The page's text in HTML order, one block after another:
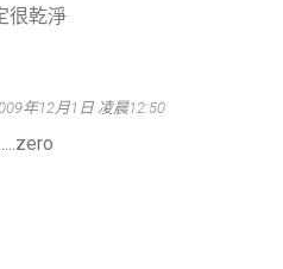
很乾淨
年12月1日 凌晨12:50